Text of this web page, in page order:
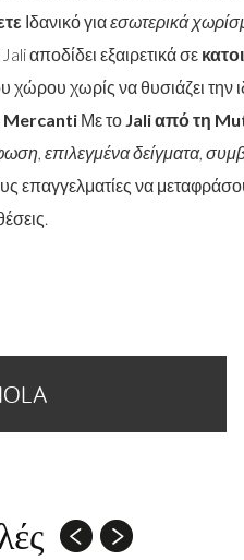
Ιδανικό γιαεσωτερικά
αποδίδει εξαιρετικά σε
χώρου χωρίς να θυσιάζει την
Mercanti Με το Jali από τη
επιλεγμένα δείγματα,
επαγγελματίες να